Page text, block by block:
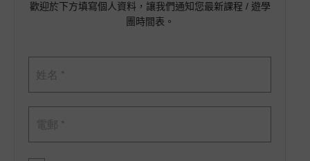
投訴政策
歡迎於下方填寫個人資料，讓我們通知您最新課程 / 遊學
團時間表。